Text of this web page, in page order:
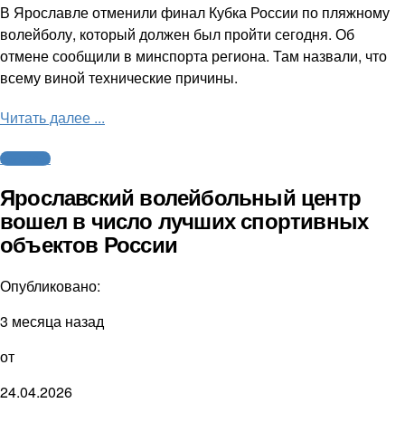
В Ярославле отменили финал Кубка России по пляжному
волейболу, который должен был пройти сегодня. Об
отмене сообщили в минспорта региона. Там назвали, что
всему виной технические причины.
Читать далее ...
Волейбол
Ярославский волейбольный центр
вошел в число лучших спортивных
объектов России
Опубликовано:
3 месяца назад
от
24.04.2026